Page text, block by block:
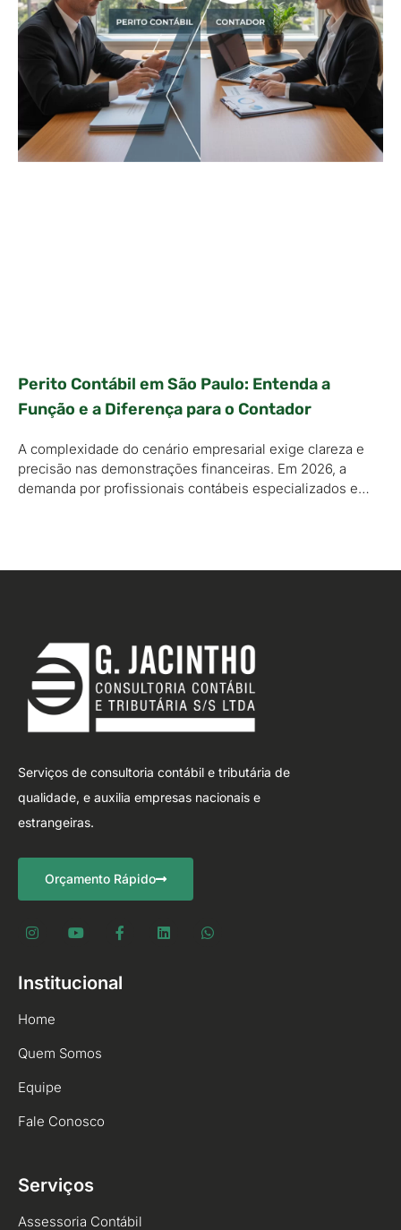
Perito Contábil em São Paulo: Entenda a
Função e a Diferença para o Contador
A complexidade do cenário empresarial exige clareza e
precisão nas demonstrações financeiras. Em 2026, a
demanda por profissionais contábeis especializados e…
Serviços de consultoria contábil e tributária de
qualidade, e auxilia empresas nacionais e
estrangeiras.
Orçamento Rápido
Institucional
Home
Quem Somos
Equipe
Fale Conosco
Serviços
Assessoria Contábil